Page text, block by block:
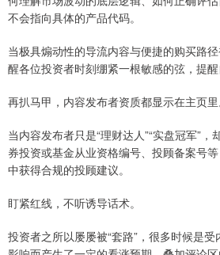
不会指向具体的产品代码。
当极具煽动性的导流内容与便捷的购买路
醒各位投资者时刻绷紧一根敏感的弦，提醒
再扒马甲，内容发布者资质都显示在主页里
当内容发布者只是“理财达人”“实盘冠军”
券投资或基金从业资格编号、投顾备案号
中获得合规的投顾建议。
盯紧红线，不听诱导话术。
投资者之所以屡屡被“套路”，很多时候是